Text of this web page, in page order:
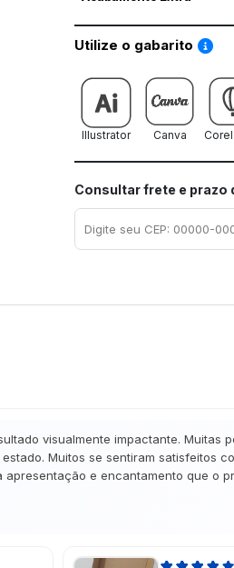
Utilize o gabarito
Illustrator Canva
Consultar frete e prazo
visualmente impactante. Muitas
Muitos se sentiram satisfeitos
e encantamento que o